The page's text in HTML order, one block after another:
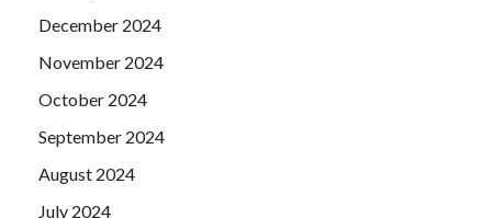
December 2024
November 2024
October 2024
September 2024
August 2024
July 2024